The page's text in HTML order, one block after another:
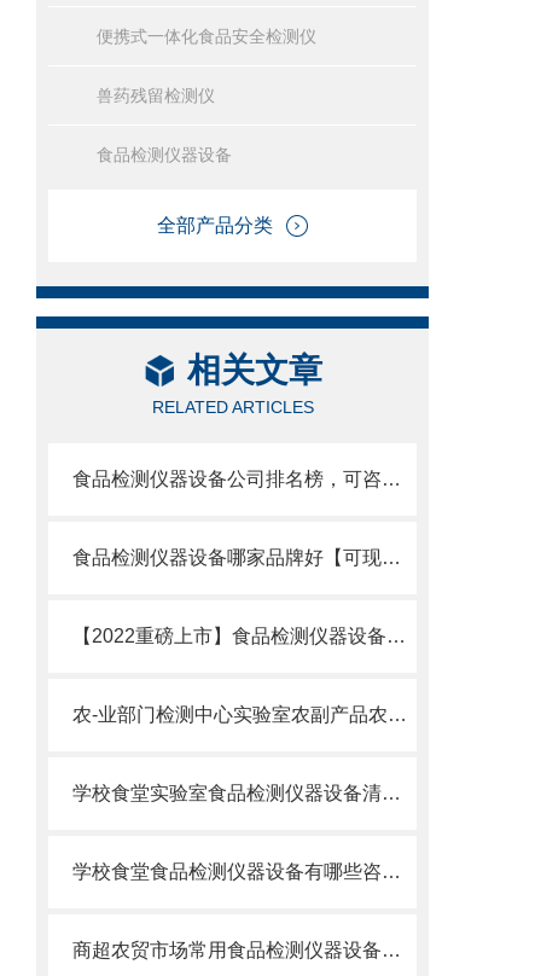
便携式一体化食品安全检测仪
兽药残留检测仪
食品检测仪器设备
全部产品分类
相关文章
RELATED ARTICLES
食品检测仪器设备公司排名榜，可咨询山东云唐智能科技有限公司
食品检测仪器设备哪家品牌好【可现场检测】_2022食品检测仪器设备品牌
【2022重磅上市】食品检测仪器设备售价多少钱@食品检测仪器设备售价
农-业部门检测中心实验室农副产品农残食品检测仪器设备配置清单
学校食堂实验室食品检测仪器设备清单——云唐科技食品快检方案配置介绍
学校食堂食品检测仪器设备有哪些咨询山东云唐食堂食品检测仪品牌厂家
商超农贸市场常用食品检测仪器设备有哪些推荐咨询山东云唐食品检测仪